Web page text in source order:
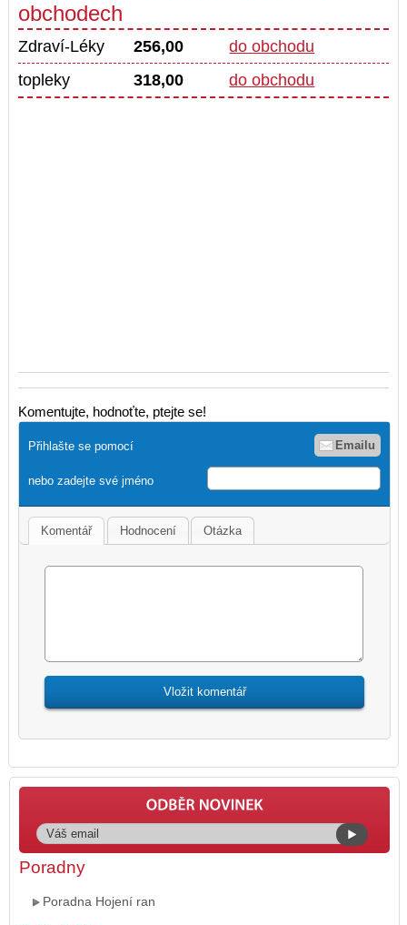
obchodech
Zdraví-Léky 256,00
do obchodu
topleky
318,00 do obchodu
Komentujte, hodnoťte, ptejte se!
Přihlašte se pomocí Emailu
nebo zadejte své jméno
Komentář Hodnocení Otázka
Poradny
Poradna Hojení ran